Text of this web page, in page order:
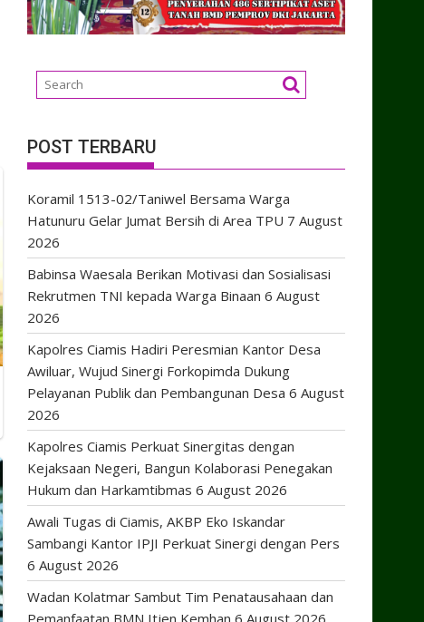
POST TERBARU
Koramil 1513-02/Taniwel Bersama Warga
Hatunuru Gelar Jumat Bersih di Area TPU 7 August
2026
Babinsa Waesala Berikan Motivasi dan Sosialisasi
Rekrutmen TNI kepada Warga Binaan 6 August
2026
Kapolres Ciamis Hadiri Peresmian Kantor Desa
Awiluar, Wujud Sinergi Forkopimda Dukung
Pelayanan Publik dan Pembangunan Desa 6 August
2026
Kapolres Ciamis Perkuat Sinergitas dengan
Kejaksaan Negeri, Bangun Kolaborasi Penegakan
Hukum dan Harkamtibmas 6 August 2026
Awali Tugas di Ciamis, AKBP Eko Iskandar
Sambangi Kantor IPJI Perkuat Sinergi dengan Pers
6 August 2026
Wadan Kolatmar Sambut Tim Penatausahaan dan
Pemanfaatan BMN Itjen Kemhan 6 August 2026